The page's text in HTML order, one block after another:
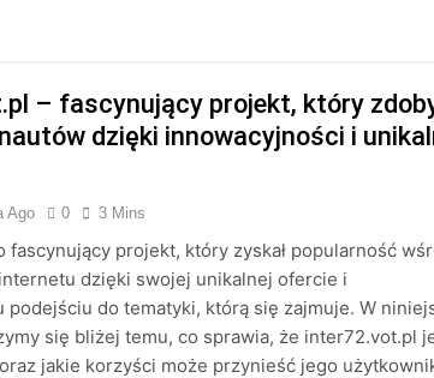
– fascynujący projekt, który
dzięki innowacyjności i
Ago 0 3 Mins
fascynujący projekt, który zyskał popularność
dzięki swojej unikalnej ofercie i
podejściu do tematyki, którą się zajmuje. W
się bliżej temu, co sprawia, że inter72.vot.pl
jakie korzyści może przynieść jego